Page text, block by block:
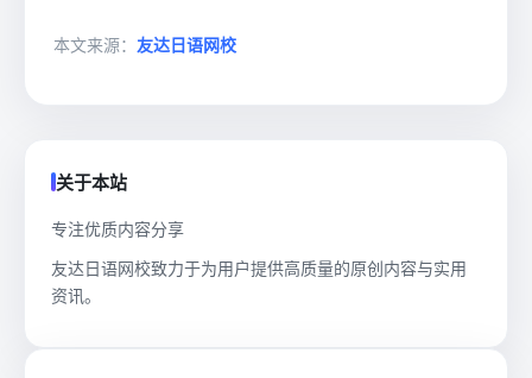
本文来源： 友达日语网校
关于本站
专注优质内容分享
友达日语网校致力于为用户提供高质量的原创内容与实用
资讯。